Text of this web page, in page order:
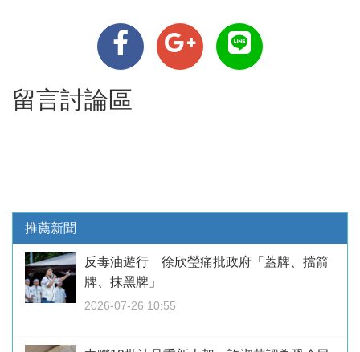
留言討論區
推薦新聞
反毒油遊行 徐欣瑩痛批政府「蓋牌、擋箭
牌、抹黑牌」
2026-07-26 10:55